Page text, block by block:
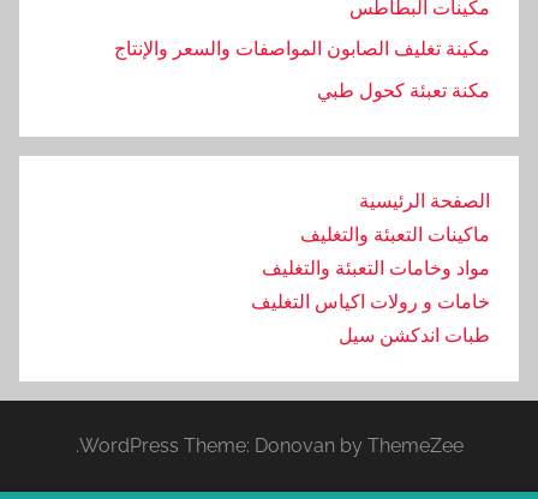
مكينات البطاطس
مكينة تغليف الصابون المواصفات والسعر والإنتاج
مكنة تعبئة كحول طبي
الصفحة الرئيسية
ماكينات التعبئة والتغليف
مواد وخامات التعبئة والتغليف
خامات و رولات اكياس التغليف
طبات اندكشن سيل
WordPress Theme: Donovan by ThemeZee.